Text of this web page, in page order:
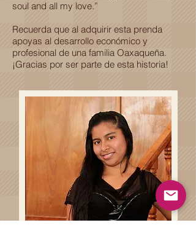
soul and all my love.”
Recuerda que al adquirir esta prenda
apoyas al desarrollo económico y
profesional de una familia Oaxaqueña.
¡Gracias por ser parte de esta historia!